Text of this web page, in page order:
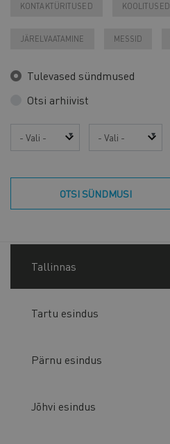
KONTAKTÜRITUSED KOOLITUSED
JÄRELVAATAMINE MESSID
Tulevased sündmused
Otsi arhiivist
Aasta Kuu
OTSI SÜNDMUSI
Tallinnas
Tartu esindus
Pärnu esindus
Jõhvi esindus